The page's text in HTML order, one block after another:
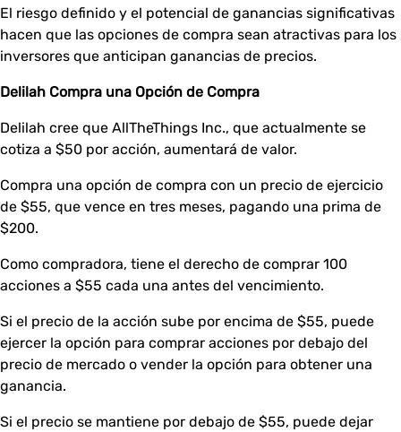
El riesgo definido y el potencial de ganancias significativas
hacen que las opciones de compra sean atractivas para los
inversores que anticipan ganancias de precios.
Delilah Compra una Opción de Compra
Delilah cree que AllTheThings Inc., que actualmente se
cotiza a $50 por acción, aumentará de valor.
Compra una opción de compra con un precio de ejercicio
de $55, que vence en tres meses, pagando una prima de
$200.
Como compradora, tiene el derecho de comprar 100
acciones a $55 cada una antes del vencimiento.
Si el precio de la acción sube por encima de $55, puede
ejercer la opción para comprar acciones por debajo del
precio de mercado o vender la opción para obtener una
ganancia.
Si el precio se mantiene por debajo de $55, puede dejar